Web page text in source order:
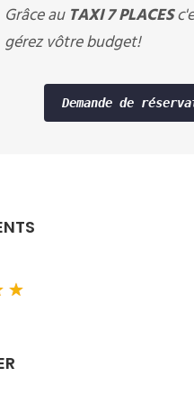
Grâce au TAXI 7 PLACES
gérez vôtre budget!
Demande de
★